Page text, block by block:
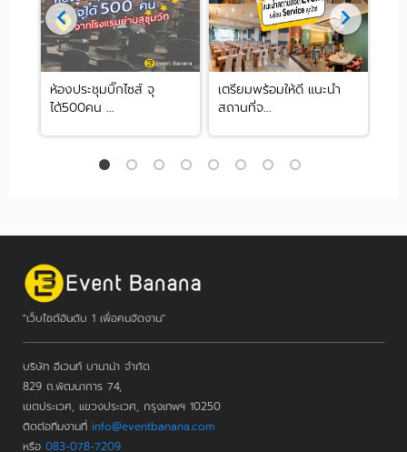
ห้องประชุมบิ๊กไซส์ จุ
ได้500คน ...
เตรียมพร้อมให้ดี แนะนำ
สถานที่จ...
"เว็บไซต์อันดับ 1 เพื่อคนจัดงาน"
บริษัท อีเวนท์ บานาน่า จำกัด
829 ถ.พัฒนาการ 74,
เขตประเวศ, แขวงประเวศ, กรุงเทพฯ 10250
ติดต่อทีมงานที่ info@eventbanana.com
หรือ 083-078-7209